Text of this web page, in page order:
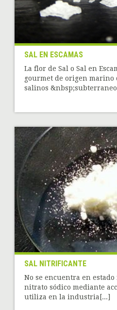
SAL EN ESCAMAS
La flor de Sal o Sal en
gourmet de origen marino
salinos
SAL NITRIFICANTE
No se encuentra en
nitrato sódico mediante
utiliza en la industria[...]